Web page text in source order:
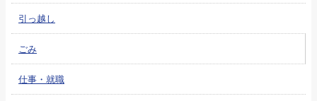
引っ越し
ごみ
仕事・就職